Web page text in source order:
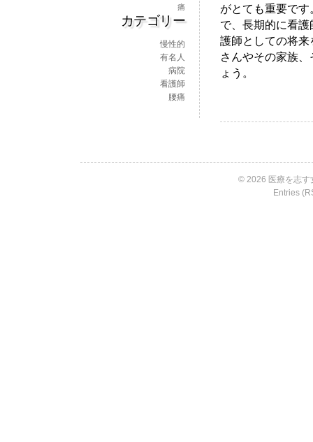
がとても重要で
で、長期的に看
護師としての将
さんやその家族
ょう。
痛
カテゴリー
慢性的
有名人
病院
看護師
腰痛
© 2026 医療を志
Entries